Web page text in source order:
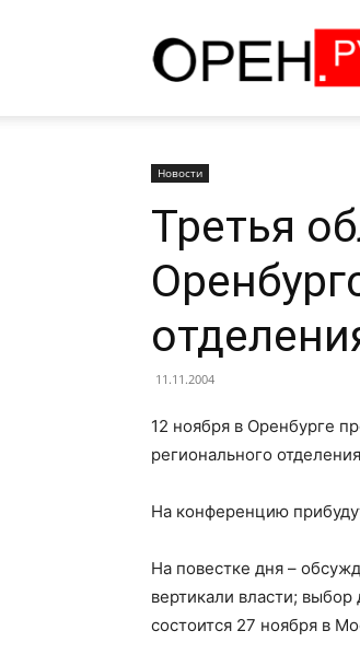
Новости
Третья
11.11.2004
12 ноября в Оренбурге
регионального
На конференцию
На повестке дня –
вертикали власти;
состоится 27 ноября в